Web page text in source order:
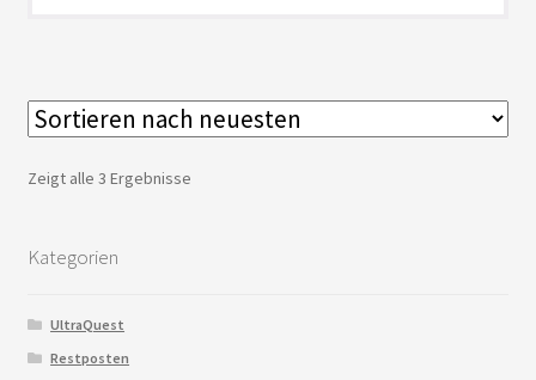
Zeigt alle 3 Ergebnisse
Kategorien
UltraQuest
Restposten